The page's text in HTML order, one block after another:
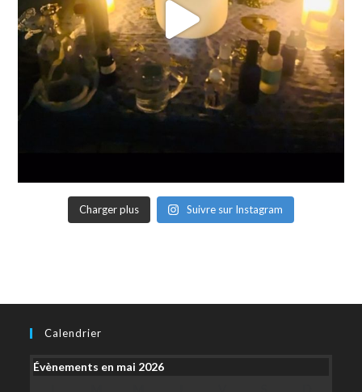
Charger plus Suivre sur Instagram
Calendrier
Évènements en mai 2026